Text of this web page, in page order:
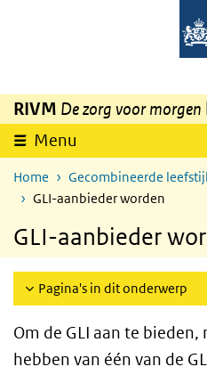
Overslaan en naar de inhoud gaan
RIVM De zorg voor morgen
Menu
Home
Gecombineerde
GLI-aanbieder worden
GLI-aanbieder
Pagina's in dit onderwerp
Om de GLI aan te
hebben van één van de